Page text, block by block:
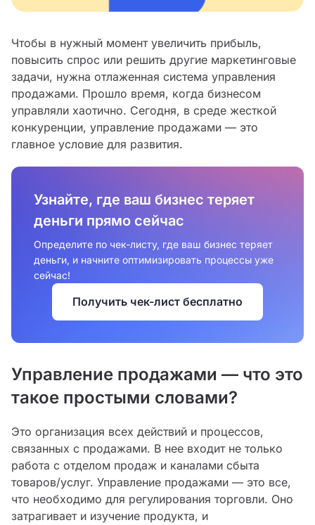
Чтобы в нужный момент увеличить прибыль,
повысить спрос или решить другие маркетинговые
задачи, нужна отлаженная система управления
продажами. Прошло время, когда бизнесом
управляли хаотично. Сегодня, в среде жесткой
конкуренции, управление продажами — это
главное условие для развития.
Узнайте, где ваш бизнес теряет
деньги прямо сейчас
Определите по чек-листу, где ваш бизнес теряет
деньги, и начните оптимизировать процессы уже
сейчас!
Получить чек-лист бесплатно
Управление продажами — что это
такое простыми словами?
Это организация всех действий и процессов,
связанных с продажами. В нее входит не только
работа с отделом продаж и каналами сбыта
товаров/услуг. Управление продажами — это все,
что необходимо для регулирования торговли. Оно
затрагивает и изучение продукта, и